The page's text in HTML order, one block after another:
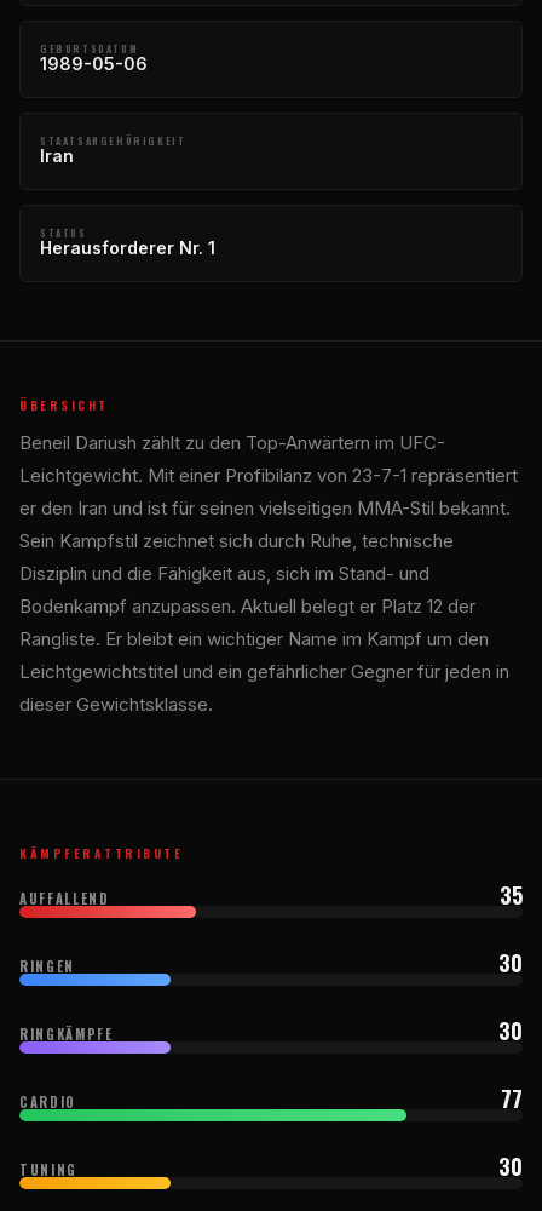
GEBURTSDATUM
1989-05-06
STAATSANGEHÖRIGKEIT
Iran
STATUS
Herausforderer Nr. 1
ÜBERSICHT
Beneil Dariush zählt zu den Top-Anwärtern im UFC-
Leichtgewicht. Mit einer Profibilanz von 23-7-1 repräsentiert
er den Iran und ist für seinen vielseitigen MMA-Stil bekannt.
Sein Kampfstil zeichnet sich durch Ruhe, technische
Disziplin und die Fähigkeit aus, sich im Stand- und
Bodenkampf anzupassen. Aktuell belegt er Platz 12 der
Rangliste. Er bleibt ein wichtiger Name im Kampf um den
Leichtgewichtstitel und ein gefährlicher Gegner für jeden in
dieser Gewichtsklasse.
KÄMPFERATTRIBUTE
AUFFALLEND 35
RINGEN 30
RINGKÄMPFE 30
CARDIO 77
TUNING 30